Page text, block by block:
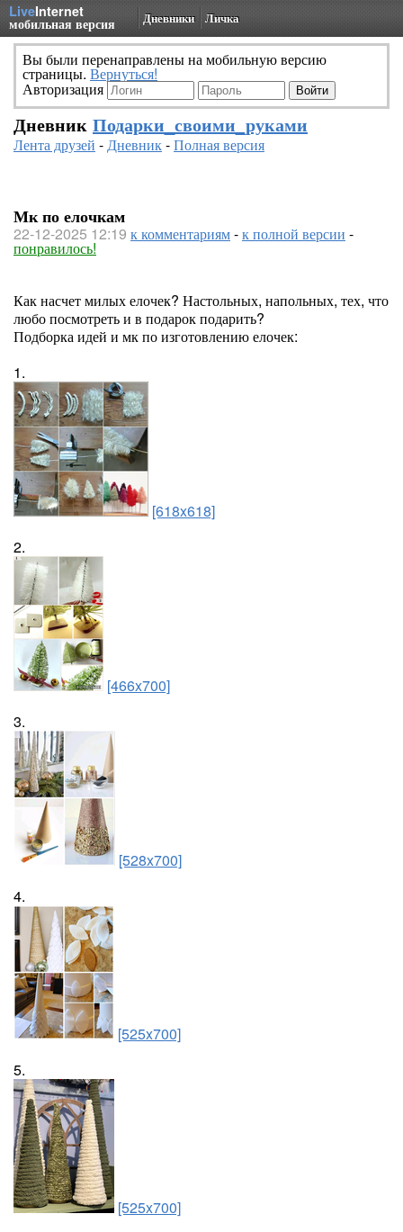
LiveInternet
мобильная версия Дневники Личка
Вы были перенаправлены на мобильную версию
страницы. Вернуться!
Авторизация
Дневник Подарки_своими_руками
Лента друзей -Дневник-Полная версия
Мк по елочкам
22-12-2025 12:19 к комментариям-к полной версии -
понравилось!
Как насчет милых елочек? Настольных, напольных, тех, что
любо посмотреть и в подарок подарить?
Подборка идей и мк по изготовлению елочек:
1.
[618x618]
2.
[466x700]
3.
[528x700]
4.
[525x700]
5.
[525x700]